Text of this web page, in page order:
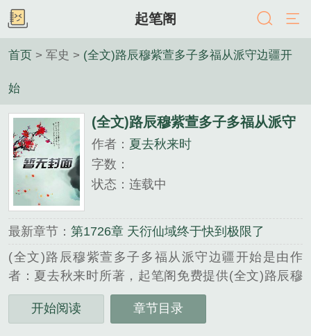
起笔阁
首页 > 军史 > (全文)路辰穆紫萱多子多福从派守边疆开
始
(全文)路辰穆紫萱多子多福从派守
边疆开始
作者： 夏去秋来时
字数：
状态：连载中
最新章节： 第1726章 天衍仙域终于快到极限了
(全文)路辰穆紫萱多子多福从派守边疆开始是由作
者：夏去秋来时所著，起笔阁免费提供(全文)路辰穆
紫萱多子多福从派守边疆开始全文在线阅读。
三秒记住本站：起笔阁 网址：www.qibige.com...
开始阅读 章节目录